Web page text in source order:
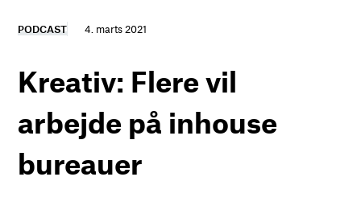
PODCAST 4. marts 2021
Kreativ: Flere vil
arbejde på inhouse
bureauer